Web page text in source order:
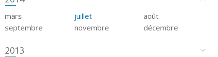
mars juillet
août
septembre
novembre décembre
2013